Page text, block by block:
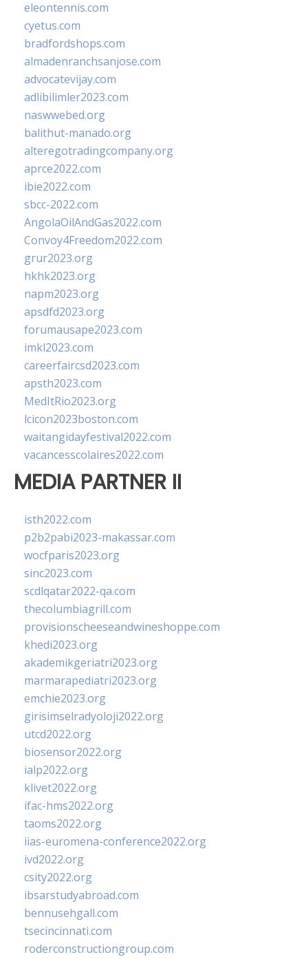
eleontennis.com
cyetus.com
bradfordshops.com
almadenranchsanjose.com
advocatevijay.com
adlibilimler2023.com
naswwebed.org
balithut-manado.org
alteregotradingcompany.org
aprce2022.com
ibie2022.com
sbcc-2022.com
AngolaOilAndGas2022.com
Convoy4Freedom2022.com
grur2023.org
hkhk2023.org
napm2023.org
apsdfd2023.org
forumausape2023.com
imkl2023.com
careerfaircsd2023.com
apsth2023.com
MedItRio2023.org
lcicon2023boston.com
waitangidayfestival2022.com
vacancesscolaires2022.com
MEDIA PARTNER II
isth2022.com
p2b2pabi2023-makassar.com
wocfparis2023.org
sinc2023.com
scdlqatar2022-qa.com
thecolumbiagrill.com
provisionscheeseandwineshoppe.com
khedi2023.org
akademikgeriatri2023.org
marmarapediatri2023.org
emchie2023.org
girisimselradyoloji2022.org
utcd2022.org
biosensor2022.org
ialp2022.org
klivet2022.org
ifac-hms2022.org
taoms2022.org
iias-euromena-conference2022.org
ivd2022.org
csity2022.org
ibsarstudyabroad.com
bennusehgall.com
tsecincinnati.com
roderconstructiongroup.com